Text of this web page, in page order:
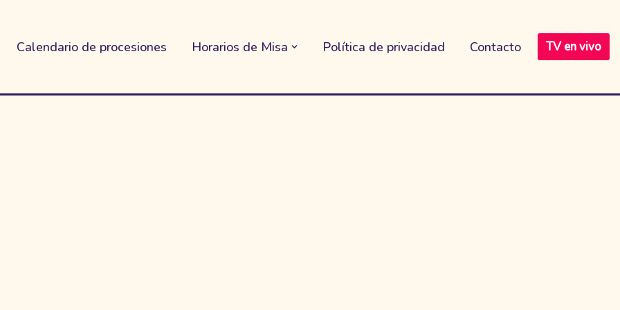
Calendario de procesiones Horarios de Misa Política de privacidad Contacto TV en vivo